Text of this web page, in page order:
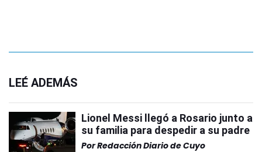
LEÉ ADEMÁS
Lionel Messi llegó a Rosario junto a
su familia para despedir a su padre
PorRedacción Diario de Cuyo